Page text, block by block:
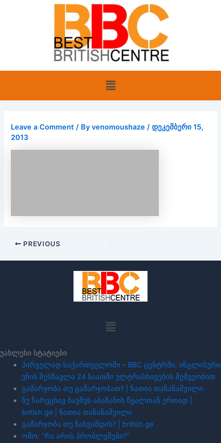
Menu
Leave a Comment / Byvenomoushaze/დეკემბერი 15,
2013
PREVIOUS
Menu
უახლესი სტატიები
პირველად საქართველოში – BBC ცენტრში, ინგლისური
ენის შესწავლა 24 საათში ულტრასხივების მეშვეობით
გამარჯობა თუ გამარჯობათ? | ნათია თანანაშვილი
ნუ ჩარეცხავ ბავშვს აბაზანის წყალთან ერთად |
british.ge | ნათია თანანაშვილი
გამარჯობა თუ ნახვამდის? | british.ge
ოშო: “რა არის პრობლემები?”